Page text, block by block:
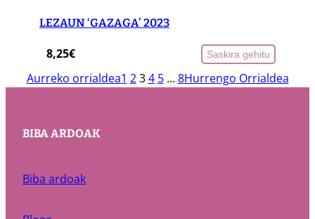
LEZAUN ‘GAZAGA’ 2023
8,25€ Saskira gehitu
Aurreko orrialdea1 2 3 4 5 … 8Hurrengo Orrialdea
BIBA ARDOAK
Biba ardoak